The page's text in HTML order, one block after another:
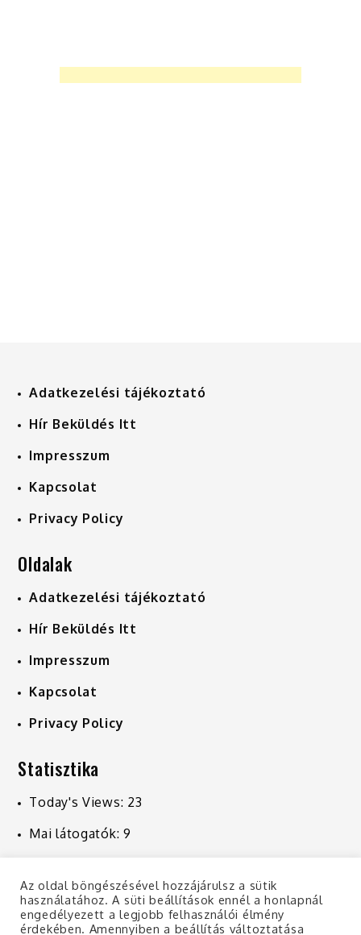
Adatkezelési tájékoztató
Hír Beküldés Itt
Impresszum
Kapcsolat
Privacy Policy
Oldalak
Adatkezelési tájékoztató
Hír Beküldés Itt
Impresszum
Kapcsolat
Privacy Policy
Statisztika
Today's Views: 23
Mai látogatók: 9
Last 30 Days Views:1 050
Last 365 Days Views:10 902
Az oldal böngészésével hozzájárulsz a sütik
használatához. A süti beállítások ennél a honlapnál
engedélyezett a legjobb felhasználói élmény
érdekében. Amennyiben a beállítás változtatása